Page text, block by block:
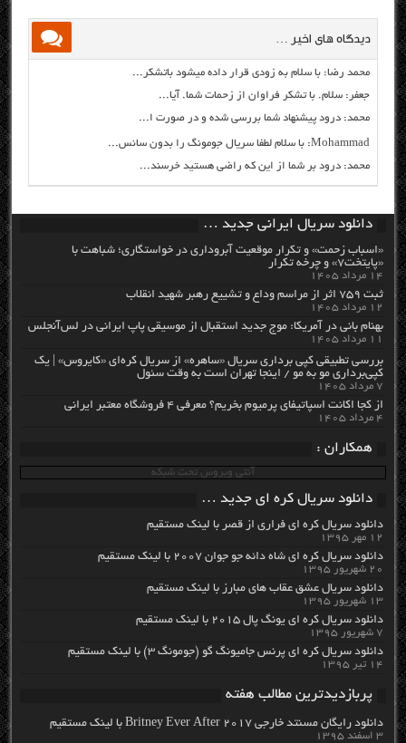
دیدگاه های اخیر …
محمد رضا: با سلام به زودی قرار داده میشود باتشکر...
جعفر: سلام. با تشکر فراوان از زحمات شما. آیا...
محمد: درود پیشنهاد شما بررسی شده و در صورت ا...
Mohammad: با سلام لطفا سریال جومونگ را بدون سانس...
محمد: درود بر شما از این که راضی هستید خرسند...
دانلود سریال ایرانی جدید …
«اسباب زحمت» و تکرار موقعیت آبروداری در خواستگاری؛ شباهت با
«پایتخت۷» و چرخه تکرار
۱۴ مرداد ۱۴۰۵
ثبت ۷۵۹ اثر از مراسم وداع و تشییع رهبر شهید انقلاب
۱۲ مرداد ۱۴۰۵
بهنام بانی در آمریکا: موج جدید استقبال از موسیقی پاپ ایرانی در لس‌آنجلس
۱۱ مرداد ۱۴۰۵
بررسی تطبیقی کپی برداری سریال «ساهره» از سریال کره‌ای «کایروس» | یک
کپی‌برداری مو به مو / اینجا تهران است به وقت سئول
۷ مرداد ۱۴۰۵
از کجا اکانت اسپاتیفای پرمیوم بخریم؟ معرفی ۴ فروشگاه معتبر ایرانی
۴ مرداد ۱۴۰۵
همکاران :
آنتی ویروس تحت شبکه
دانلود سریال کره ای جدید …
دانلود سریال کره ای فراری از قصر با لینک مستقیم
۱۲ مهر ۱۳۹۵
دانلود سریال کره ای شاه دائه جو جوان ۲۰۰۷ با لینک مستقیم
۲۰ شهریور ۱۳۹۵
دانلود سریال عشق عقاب های مبارز با لینک مستقیم
۱۳ شهریور ۱۳۹۵
دانلود سریال کره ای یونگ پال ۲۰۱۵ با لینک مستقیم
۷ شهریور ۱۳۹۵
دانلود سریال کره ای پرنس جامیونگ گو (جومونگ ۳) با لینک مستقیم
۱۴ تیر ۱۳۹۵
پربازدیدترین مطالب هفته
دانلود رایگان مسنتد خارجی Britney Ever After 2017 با لینک مستقیم
۳ اسفند ۱۳۹۵